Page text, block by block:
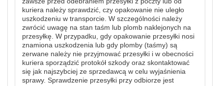
kuriera należy sprawdzić, czy opakowanie nie uległo
uszkodzeniu w transporcie. W szczególności należy
zwrócić uwagę na stan taśm lub plomb naklejonych na
przesyłkę. W przypadku, gdy opakowanie przesyłki nosi
znamiona uszkodzenia lub gdy plomby (taśmy) są
zerwane należy nie przyjmować przesyłki i w obecności
kuriera sporządzić protokół szkody oraz skontaktować
się jak najszybciej ze sprzedawcą w celu wyjaśnienia
sprawy. Sprawdzenie przesyłki przy odbiorze jest